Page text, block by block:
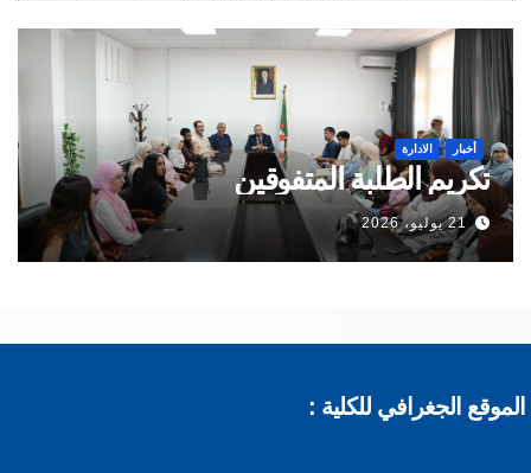
أخبار الادارة
تكريم الطلبة المتفوقين
21 يوليو، 2026
الجغرافي للكلية :